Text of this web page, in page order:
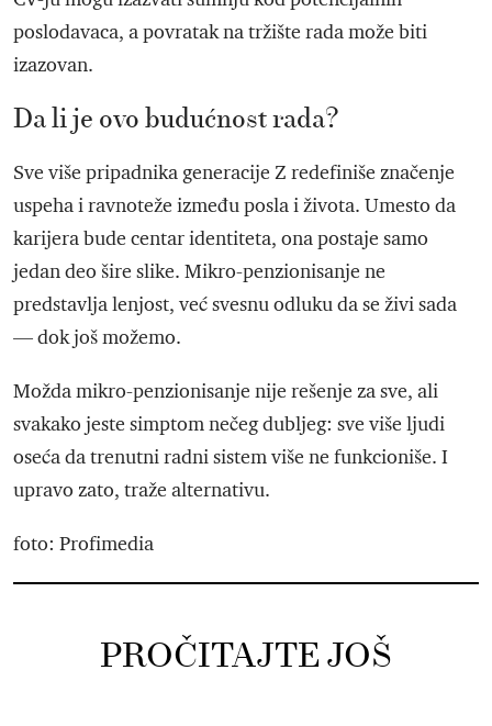
poslodavaca, a povratak na tržište rada može biti
izazovan.
Da li je ovo budućnost rada?
Sve više pripadnika generacije Z redefiniše značenje
uspeha i ravnoteže između posla i života. Umesto da
karijera bude centar identiteta, ona postaje samo
jedan deo šire slike. Mikro-penzionisanje ne
predstavlja lenjost, već svesnu odluku da se živi sada
— dok još možemo.
Možda mikro-penzionisanje nije rešenje za sve, ali
svakako jeste simptom nečeg dubljeg: sve više ljudi
oseća da trenutni radni sistem više ne funkcioniše. I
upravo zato, traže alternativu.
foto: Profimedia
PROČITAJTE JOŠ